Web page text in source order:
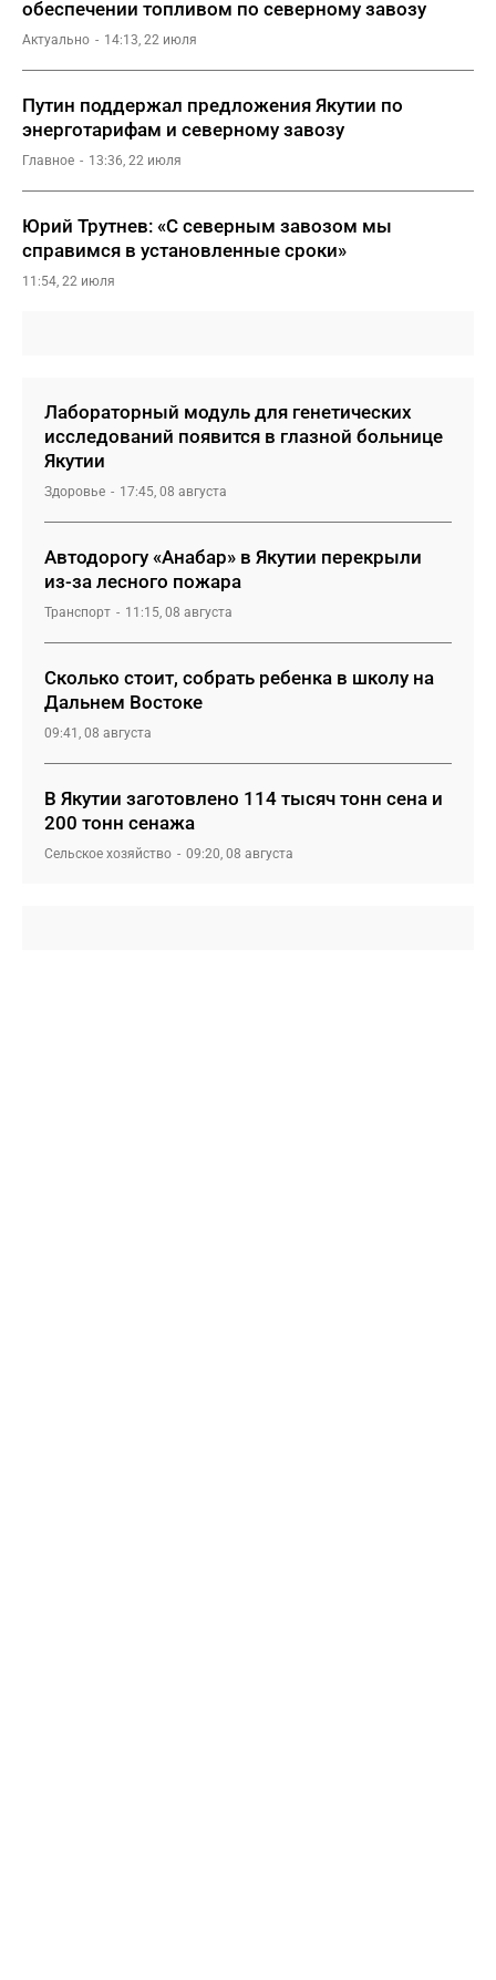
обеспечении топливом по северному завозу
Актуально 14:13, 22 июля
Путин поддержал предложения Якутии по
энерготарифам и северному завозу
Главное 13:36, 22 июля
Юрий Трутнев: «С северным завозом мы
справимся в установленные сроки»
11:54, 22 июля
Лабораторный модуль для генетических
исследований появится в глазной больнице
Якутии
Здоровье 17:45, 08 августа
Автодорогу «Анабар» в Якутии перекрыли
из-за лесного пожара
Транспорт 11:15, 08 августа
Сколько стоит, собрать ребенка в школу на
Дальнем Востоке
09:41, 08 августа
В Якутии заготовлено 114 тысяч тонн сена и
200 тонн сенажа
Сельское хозяйство 09:20, 08 августа